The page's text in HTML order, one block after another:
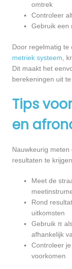
omtrek
Controleer
Gebruik een
Door regelmatig te
metriek systeem ,
Dit maakt het
berekeningen uit te
Tips
en
Nauwkeurig
resultaten te
Meet de
Rond
uitkomsten
Gebruik π
afhankelijk
Controleer
voorkomen